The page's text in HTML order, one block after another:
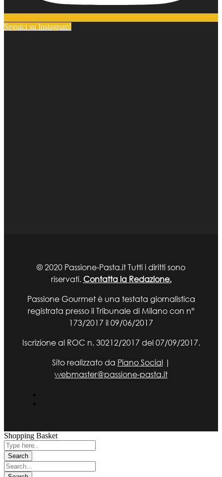
Seguici su Instagram!
© 2020 Passione-Pasta.it Tutti i diritti sono
riservati. Contatta la Redazione.
Passione Gourmet è una testata giornalistica
registrata presso il Tribunale di Milano con n°
173/2017 il 09/06/2017
Iscrizione al ROC n. 30212/2017 del 07/09/2017.
Sito realizzato da Piano Social|
webmaster@passione-pasta.it
Shopping Basket